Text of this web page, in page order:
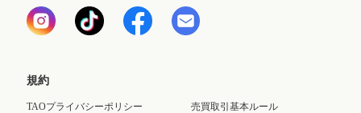
規約
TAOプライバシーポリシー 売買取引基本ルール